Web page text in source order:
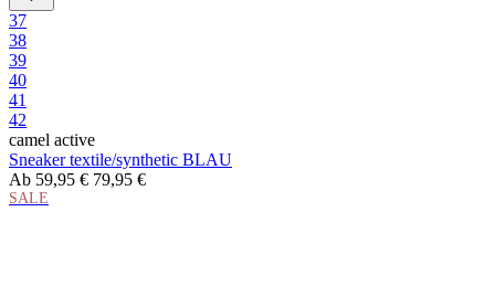
37
38
39
40
41
42
camel active
Sneaker textile/synthetic BLAU
Ab 59,95 € 79,95 €
SALE